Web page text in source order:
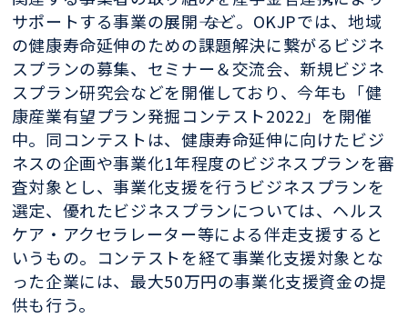
サポートする事業の展開―― など。OKJPでは、地域
の健康寿命延伸のための課題解決に繋がるビジネ
スプランの募集、セミナー＆交流会、新規ビジネ
スプラン研究会などを開催しており、今年も「健
康産業有望プラン発掘コンテスト2022」を開催
中。同コンテストは、健康寿命延伸に向けたビジ
ネスの企画や事業化1年程度のビジネスプランを審
査対象とし、事業化支援を行うビジネスプランを
選定、優れたビジネスプランについては、ヘルス
ケア・アクセラレーター等による伴走支援すると
いうもの。コンテストを経て事業化支援対象とな
った企業には、最大50万円の事業化支援資金の提
供も行う。